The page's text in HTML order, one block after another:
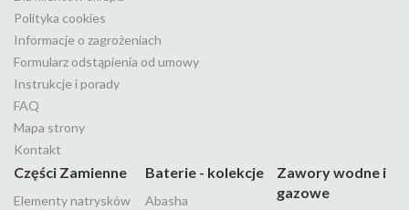
Polityka cookies
Informacje o zagrożeniach
Formularz odstąpienia od umowy
Instrukcje i porady
FAQ
Mapa strony
Kontakt
Części Zamienne
Elementy natrysków
Baterie - kolekcje
Abasha
Zawory wodne i
gazowe